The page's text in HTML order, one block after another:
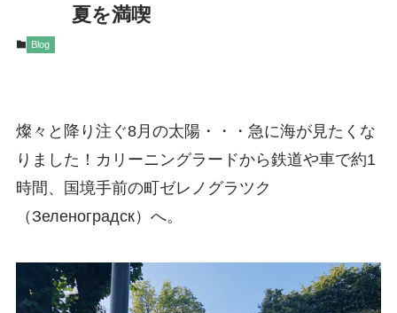
夏を満喫
Blog
燦々と降り注ぐ8月の太陽・・・急に海が見たくな
りました！カリーニングラードから鉄道や車で約1
時間、国境手前の町ゼレノグラツク
（Зеленоградск）へ。